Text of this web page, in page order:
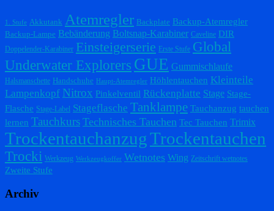
1. Stufe Akkutank Atemregler Backplate Backup-Atemregler
Backup-Lampe Bebänderung Boltsnap-Karabiner Caveline DIR
Doppelender-Karabiner Einsteigerserie Erste Stufe Global
Underwater Explorers GUE Gummischlaufe
Halsmanschette Handschuhe Haupt-Atemregler Höhlentauchen Kleinteile
Lampenkopf Nitrox Pinkelventil Rückenplatte Stage Stage-
Flasche Stage-Label Stageflasche Tanklampe Tauchanzug tauchen
lernen Tauchkurs Technisches Tauchen Tec Tauchen Trimix
TrockentauchanzugTrockentauchen
Trocki Werkzeug Werkzeugkoffer Wetnotes Wing Zeitschrift wetnotes
Zweite Stufe
Archiv